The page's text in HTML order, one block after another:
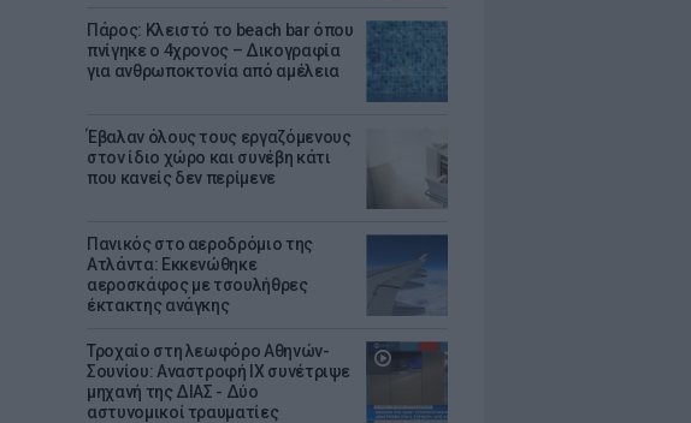
Πάρος: Κλειστό το beach bar όπου
πνίγηκε ο 4χρονος – Δικογραφία
για ανθρωποκτονία από αμέλεια
Έβαλαν όλους τους εργαζόμενους
στον ίδιο χώρο και συνέβη κάτι
που κανείς δεν περίμενε
Πανικός στο αεροδρόμιο της
Ατλάντα: Εκκενώθηκε
αεροσκάφος με τσουλήθρες
έκτακτης ανάγκης
Τροχαίο στη λεωφόρο Αθηνών-
Σουνίου: Αναστροφή ΙΧ συνέτριψε
μηχανή της ΔΙΑΣ - Δύο
αστυνομικοί τραυματίες